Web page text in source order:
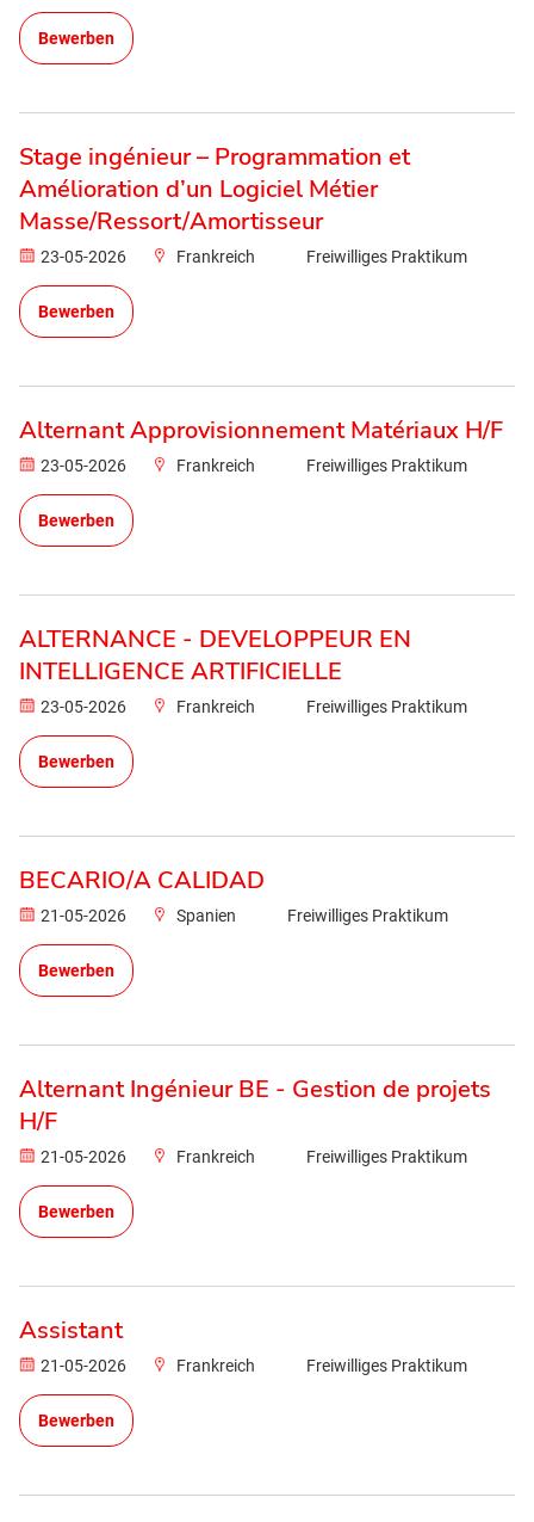
Bewerben
Stage ingénieur – Programmation et
Amélioration d’un Logiciel Métier
Masse/Ressort/Amortisseur
23-05-2026 Frankreich Freiwilliges Praktikum
Bewerben
Alternant Approvisionnement Matériaux H/F
23-05-2026 Frankreich Freiwilliges Praktikum
Bewerben
ALTERNANCE - DEVELOPPEUR EN
INTELLIGENCE ARTIFICIELLE
23-05-2026 Frankreich Freiwilliges Praktikum
Bewerben
BECARIO/A CALIDAD
21-05-2026 Spanien Freiwilliges Praktikum
Bewerben
Alternant Ingénieur BE - Gestion de projets
H/F
21-05-2026 Frankreich Freiwilliges Praktikum
Bewerben
Assistant
21-05-2026 Frankreich Freiwilliges Praktikum
Bewerben